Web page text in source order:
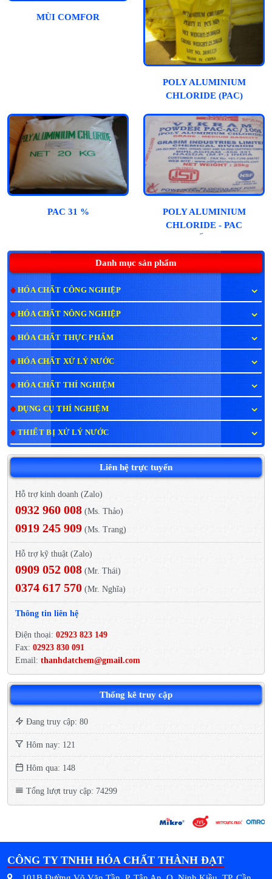
Danh mục sản phẩm
HÓA CHẤT CÔNG NGHIỆP
HÓA CHẤT NÔNG NGHIỆP
HÓA CHẤT THỰC PHẨM
HÓA CHẤT XỬ LÝ NƯỚC
HÓA CHẤT THÍ NGHIỆM
DỤNG CỤ THÍ NGHIỆM
THIẾT BỊ XỬ LÝ NƯỚC
Liên hệ trực tuyến
Hỗ trợ kinh doanh (Zalo)
0932 960 008 (Ms. Thảo)
0919 245 909 (Ms. Trang)
Hỗ trợ kỹ thuật (Zalo)
0909 052 008 (Mr. Thái)
0374 617 570 (Mr. Nghĩa)
Thông tin liên hệ
Điện thoại: 02923 823 149
Fax: 02923 830 091
Email: thanhdatchem@gmail.com
Thống kê truy cập
Đang truy cập: 80
Hôm nay: 121
Hôm qua: 148
Tổng lượt truy cập: 74299
MÙI COMFOR
POLY ALUMINIUM
CHLORIDE (PAC)
PAC 31 %
POLY ALUMINIUM
CHLORIDE - PAC
CÔNG TY TNHH HÓA CHẤT THÀNH ĐẠT